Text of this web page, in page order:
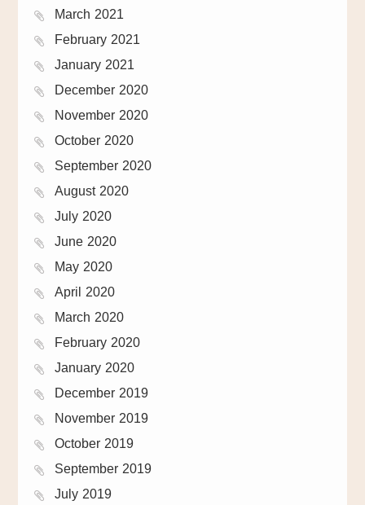
March 2021
February 2021
January 2021
December 2020
November 2020
October 2020
September 2020
August 2020
July 2020
June 2020
May 2020
April 2020
March 2020
February 2020
January 2020
December 2019
November 2019
October 2019
September 2019
July 2019